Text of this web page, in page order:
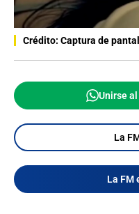
Crédito: Captura de
Unirse
La
La FM